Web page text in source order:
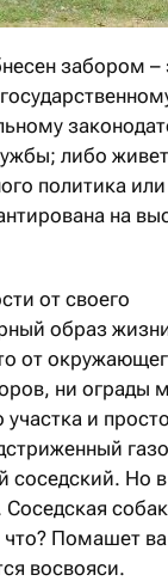
забором –
либо
политика или
на
от своего
образ
от
ни ограды
и
соседский. Но
Соседская
что? Помашет
восвояси.